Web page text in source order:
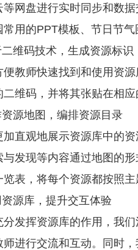
等网盘进行实时同步和数
常用的PPT模板、节日节
维码技术，生成资源标识
便教师快速找到和使用资
二维码，并将其张贴在相
源地图，编排资源目录
加直观地展示资源库中的
与发现等内容通过地图的
览表，将每个资源都按照
源库，提升交互体验
分发挥资源库的作用，我
师进行交流和互动。同时